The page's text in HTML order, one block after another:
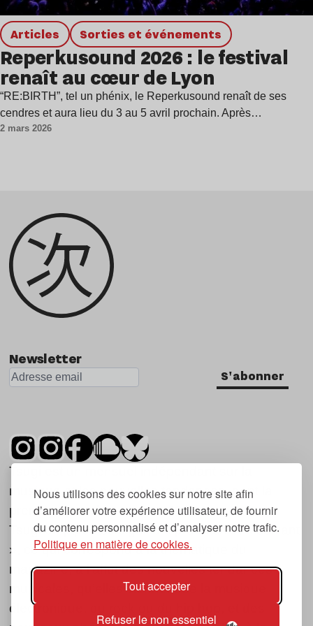
Nous utilisons des cookies sur notre site afin
d’améliorer votre expérience utilisateur, de fournir
du contenu personnalisé et d’analyser notre trafic.
Politique en matière de cookies.
Tout accepter
Refuser le non essentiel
Articles Sorties et événements
Reperkusound 2026 : le festival
renaît au cœur de Lyon
“RE:BIRTH”, tel un phénix, le Reperkusound renaît de ses
cendres et aura lieu du 3 au 5 avril prochain. Après…
2 mars 2026
Newsletter
S'abonner
Tsugi est un mensuel indépendant sur la
musique et les nouvelles tendances, dont la
première parution date de 2007.
Tsugi en japonais signifie « prochain », « suivant
», ce qui correspond à la thématique du
magazine, à l’affût des nouvelles tendances
musicales, qu’elles viennent de la musique
électronique, du rock ou du hip hop, et des